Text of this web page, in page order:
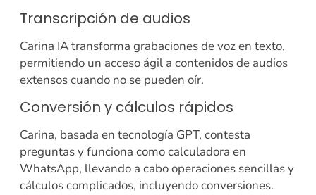
Transcripción de audios
Carina IA transforma grabaciones de voz en texto,
permitiendo un acceso ágil a contenidos de audios
extensos cuando no se pueden oír.
Conversión y cálculos rápidos
Carina, basada en tecnología GPT, contesta
preguntas y funciona como calculadora en
WhatsApp, llevando a cabo operaciones sencillas y
cálculos complicados, incluyendo conversiones.